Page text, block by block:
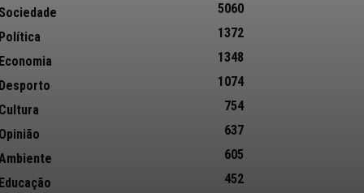
Sociedade
5060
Política
1372
Economia
1348
Desporto
1074
Cultura
754
Opinião
637
605
Educação
452